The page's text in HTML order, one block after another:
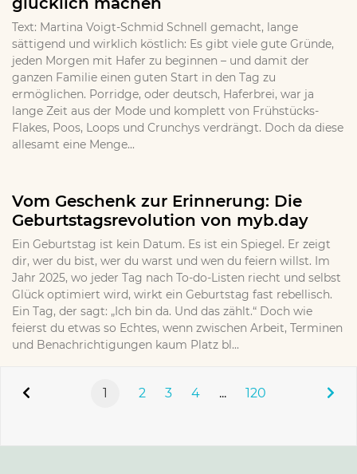
Text: Martina Voigt-Schmid Schnell gemacht, lange
sättigend und wirklich köstlich: Es gibt viele gute Gründe,
jeden Morgen mit Hafer zu beginnen – und damit der
ganzen Familie einen guten Start in den Tag zu
ermöglichen. Porridge, oder deutsch, Haferbrei, war ja
lange Zeit aus der Mode und komplett von Frühstücks-
Flakes, Poos, Loops und Crunchys verdrängt. Doch da diese
allesamt eine Menge...
Vom Geschenk zur Erinnerung: Die
Geburtstagsrevolution von myb.day
Ein Geburtstag ist kein Datum. Es ist ein Spiegel. Er zeigt
dir, wer du bist, wer du warst und wen du feiern willst. Im
Jahr 2025, wo jeder Tag nach To-do-Listen riecht und selbst
Glück optimiert wird, wirkt ein Geburtstag fast rebellisch.
Ein Tag, der sagt: „Ich bin da. Und das zählt.“ Doch wie
feierst du etwas so Echtes, wenn zwischen Arbeit, Terminen
und Benachrichtigungen kaum Platz bl...
1 2 3 4 ... 120